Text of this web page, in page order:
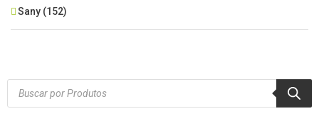
Sany (152)
Xcmg(425)
Products
search